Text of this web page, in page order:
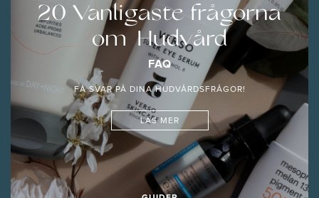
20 Vanligaste frågorna
om Hudvård
FAQ
FÅ SVAR PÅ DINA HUDVÅRDSFRÅGOR!
LÄS MER